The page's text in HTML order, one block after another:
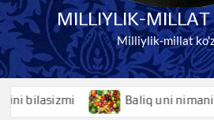
MILLIYLIK-MILLAT
Milliylik-millat
Baliq uni nimani